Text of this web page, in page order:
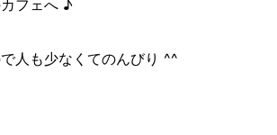
フェへ ♪
人も少なくてのんびり ^^